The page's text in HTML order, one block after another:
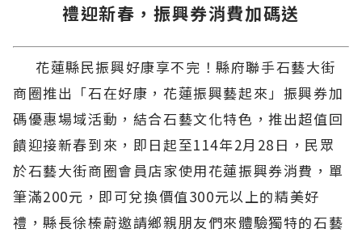
禮迎新春，振興券消費加碼送
花蓮縣民振興好康享不完！縣府聯手石藝大街
商圈推出「石在好康，花蓮振興藝起來」振興券加
碼優惠場域活動，結合石藝文化特色，推出超值回
饋迎接新春到來，即日起至114年2月28日，民眾
於石藝大街商圈會員店家使用花蓮振興券消費，單
筆滿200元，即可兌換價值300元以上的精美好
禮，縣長徐榛蔚邀請鄉親朋友們來體驗獨特的石藝